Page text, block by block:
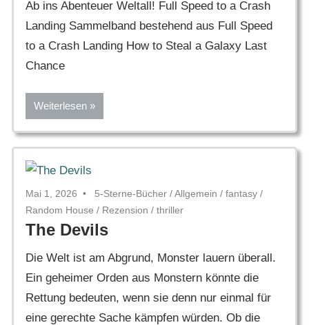
Ab ins Abenteuer Weltall! Full Speed to a Crash
Landing Sammelband bestehend aus Full Speed
to a Crash Landing How to Steal a Galaxy Last
Chance
Weiterlesen
Mai 1, 2026 5-Sterne-Bücher /Allgemein / fantasy /
Random House / Rezension / thriller
The Devils
Die Welt ist am Abgrund, Monster lauern überall.
Ein geheimer Orden aus Monstern könnte die
Rettung bedeuten, wenn sie denn nur einmal für
eine gerechte Sache kämpfen würden. Ob die